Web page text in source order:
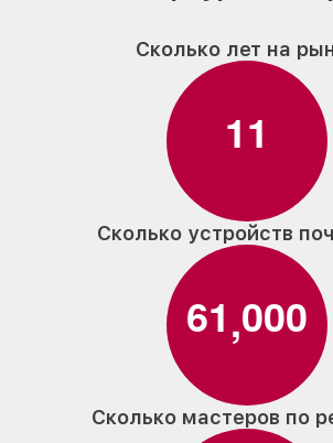
Сколько лет на
11
Сколько устройств
61,000
Сколько мастеров по